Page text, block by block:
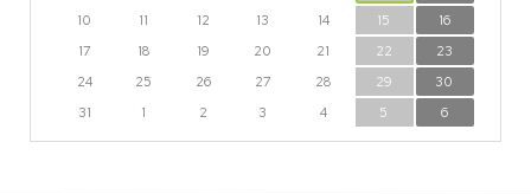
10
11 12 13 14 15
16
17
18 19 20 21 22
23
24
25 26 27 28 29
30
31
1 2 3 4 5 6